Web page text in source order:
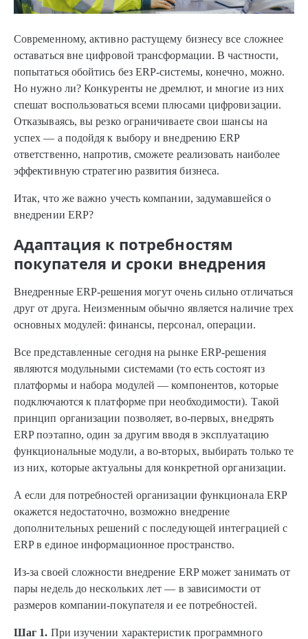
Современному, активно растущему бизнесу все сложнее
оставаться вне цифровой трансформации. В частности,
попытаться обойтись без ERP-системы, конечно, можно.
Но нужно ли? Конкуренты не дремлют, и многие из них
спешат воспользоваться всеми плюсами цифровизации.
Отказываясь, вы резко ограничиваете свои шансы на
успех — а подойдя к выбору и внедрению ERP
ответственно, напротив, сможете реализовать наиболее
эффективную стратегию развития бизнеса.
Итак, что же важно учесть компании, задумавшейся о
внедрении ERP?
Адаптация к потребностям
покупателя и сроки внедрения
Внедренные ERP-решения могут очень сильно отличаться
друг от друга. Неизменным обычно является наличие трех
основных модулей: финансы, персонал, операции.
Все представленные сегодня на рынке ERP-решения
являются модульными системами (то есть состоят из
платформы и набора модулей — компонентов, которые
подключаются к платформе при необходимости). Такой
принцип организации позволяет, во-первых, внедрять
ERP поэтапно, один за другим вводя в эксплуатацию
функциональные модули, а во-вторых, выбирать только те
из них, которые актуальны для конкретной организации.
А если для потребностей организации функционала ERP
окажется недостаточно, возможно внедрение
дополнительных решений с последующей интеграцией с
ERP в единое информационное пространство.
Из-за своей сложности внедрение ERP может занимать от
пары недель до нескольких лет — в зависимости от
размеров компании-покупателя и ее потребностей.
Шаг 1. При изучении характеристик программного